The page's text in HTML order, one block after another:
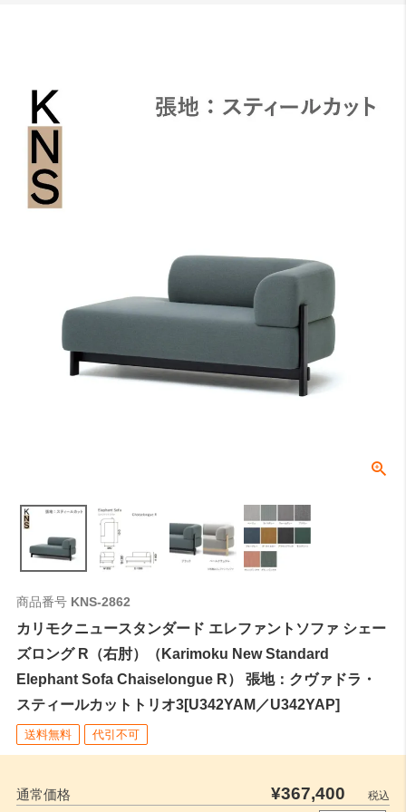
商品番号 KNS-2862
カリモクニュースタンダード エレファントソファ シェー
ズロング R（右肘）（Karimoku New Standard
Elephant Sofa Chaiselongue R） 張地：クヴァドラ・
スティールカットトリオ3[U342YAM／U342YAP]
送料無料 代引不可
通常価格 ¥367,400 税込